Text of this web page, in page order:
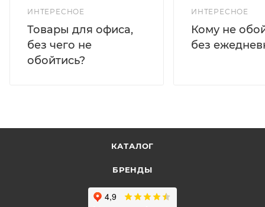
ИНТЕРЕСНОЕ
Товары для офиса,
без чего не
обойтись?
ИНТЕРЕСНОЕ
Кому не
без
КАТАЛОГ
БРЕНДЫ